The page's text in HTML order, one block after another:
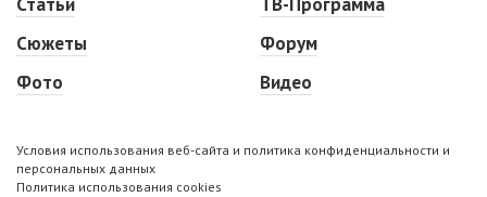
Сюжеты
Фото
Форум
Видео
Условия использования веб-сайта и политика конфиденциальности и
персональных данных
Политика использования cookies